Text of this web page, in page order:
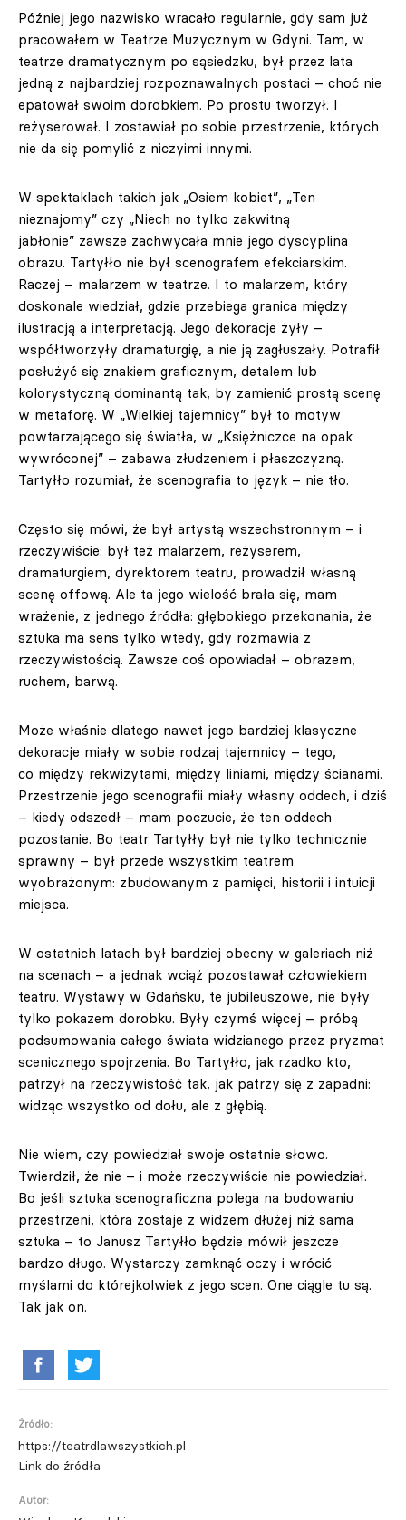
Później jego nazwisko wracało regularnie, gdy sam już
pracowałem w Teatrze Muzycznym w Gdyni. Tam, w
teatrze dramatycznym po sąsiedzku, był przez lata
jedną z najbardziej rozpoznawalnych postaci – choć nie
epatował swoim dorobkiem. Po prostu tworzył. I
reżyserował. I zostawiał po sobie przestrzenie, których
nie da się pomylić z niczyimi innymi.
W spektaklach takich jak „Osiem kobiet”, „Ten
nieznajomy” czy „Niech no tylko zakwitną
jabłonie” zawsze zachwycała mnie jego dyscyplina
obrazu. Tartyłło nie był scenografem efekciarskim.
Raczej – malarzem w teatrze. I to malarzem, który
doskonale wiedział, gdzie przebiega granica między
ilustracją a interpretacją. Jego dekoracje żyły –
współtworzyły dramaturgię, a nie ją zagłuszały. Potrafił
posłużyć się znakiem graficznym, detalem lub
kolorystyczną dominantą tak, by zamienić prostą scenę
w metaforę. W „Wielkiej tajemnicy” był to motyw
powtarzającego się światła, w „Księżniczce na opak
wywróconej” – zabawa złudzeniem i płaszczyzną.
Tartyłło rozumiał, że scenografia to język – nie tło.
Często się mówi, że był artystą wszechstronnym – i
rzeczywiście: był też malarzem, reżyserem,
dramaturgiem, dyrektorem teatru, prowadził własną
scenę offową. Ale ta jego wielość brała się, mam
wrażenie, z jednego źródła: głębokiego przekonania, że
sztuka ma sens tylko wtedy, gdy rozmawia z
rzeczywistością. Zawsze coś opowiadał – obrazem,
ruchem, barwą.
Może właśnie dlatego nawet jego bardziej klasyczne
dekoracje miały w sobie rodzaj tajemnicy – tego,
co między rekwizytami, między liniami, między ścianami.
Przestrzenie jego scenografii miały własny oddech, i dziś
– kiedy odszedł – mam poczucie, że ten oddech
pozostanie. Bo teatr Tartyłły był nie tylko technicznie
sprawny – był przede wszystkim teatrem
wyobrażonym: zbudowanym z pamięci, historii i intuicji
miejsca.
W ostatnich latach był bardziej obecny w galeriach niż
na scenach – a jednak wciąż pozostawał człowiekiem
teatru. Wystawy w Gdańsku, te jubileuszowe, nie były
tylko pokazem dorobku. Były czymś więcej – próbą
podsumowania całego świata widzianego przez pryzmat
scenicznego spojrzenia. Bo Tartyłło, jak rzadko kto,
patrzył na rzeczywistość tak, jak patrzy się z zapadni:
widząc wszystko od dołu, ale z głębią.
Nie wiem, czy powiedział swoje ostatnie słowo.
Twierdził, że nie – i może rzeczywiście nie powiedział.
Bo jeśli sztuka scenograficzna polega na budowaniu
przestrzeni, która zostaje z widzem dłużej niż sama
sztuka – to Janusz Tartyłło będzie mówił jeszcze
bardzo długo. Wystarczy zamknąć oczy i wrócić
myślami do którejkolwiek z jego scen. One ciągle tu są.
Tak jak on.
Źródło:
https://teatrdlawszystkich.pl
Link do źródła
Autor: